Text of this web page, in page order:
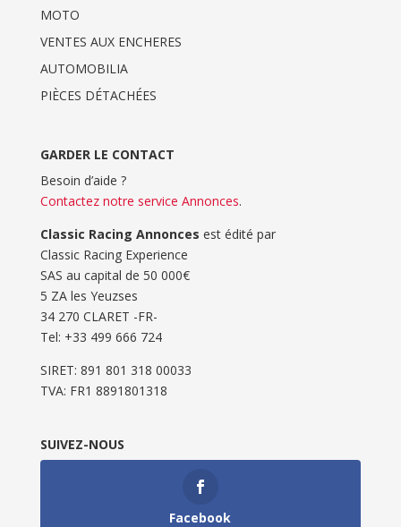
MOTO
VENTES AUX ENCHERES
AUTOMOBILIA
PIÈCES DÉTACHÉES
GARDER LE CONTACT
Besoin d’aide ?
Contactez notre service Annonces.
Classic Racing Annonces est édité par
Classic Racing Experience
SAS au capital de 50 000€
5 ZA les Yeuzses
34 270 CLARET -FR-
Tel: ‭+33 499 666 724‬
SIRET: 891 801 318 00033
TVA: FR1 8891801318
SUIVEZ-NOUS
Facebook